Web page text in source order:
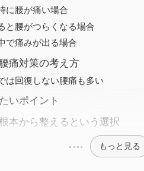
に腰が痛い場合
と腰がつらくなる場合
で痛みが出る場合
痛対策の考え方
は回復しない腰痛も多い
いポイント
本から整えるという選択
もっと見る